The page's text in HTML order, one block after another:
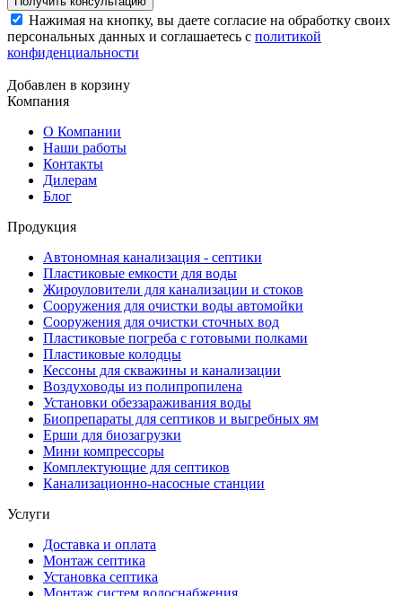
Нажимая на кнопку, вы даете согласие на обработку своих
персональных данных и соглашаетесь с политикой
конфиденциальности
Добавлен в корзину
Компания
О Компании
Наши работы
Контакты
Дилерам
Блог
Продукция
Автономная канализация - септики
Пластиковые емкости для воды
Жироуловители для канализации и стоков
Сооружения для очистки воды автомойки
Сооружения для очистки сточных вод
Пластиковые погреба с готовыми полками
Пластиковые колодцы
Кессоны для скважины и канализации
Воздуховоды из полипропилена
Установки обеззараживания воды
Биопрепараты для септиков и выгребных ям
Ерши для биозагрузки
Мини компрессоры
Комплектующие для септиков
Канализационно-насосные станции
Услуги
Доставка и оплата
Монтаж септика
Установка септика
Монтаж систем водоснабжения